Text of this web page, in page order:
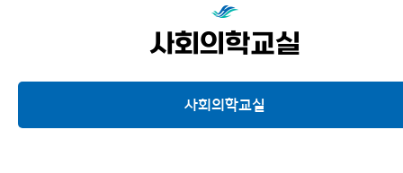
교수·연구
교수자료실
사회의학교실
사회의학교실